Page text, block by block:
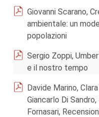
Giovanni Scarano,
ambientale: un
popolazioni
Sergio Zoppi,
e il nostro tempo
Davide Marino,
Giancarlo Di
Fornasari,